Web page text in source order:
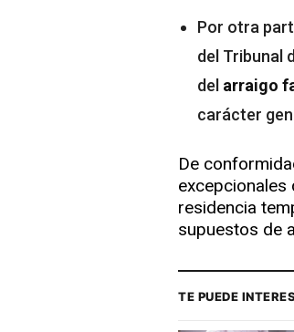
Por otra
del Tribunal
del arraigo
carácter
De
excepcionales
residencia
supuestos de
TE PUEDE